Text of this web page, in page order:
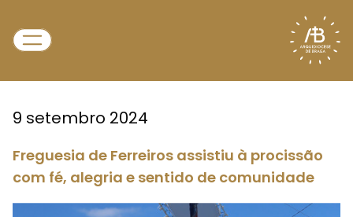
9 setembro 2024
Freguesia de Ferreiros assistiu à procissão
com fé, alegria e sentido de comunidade